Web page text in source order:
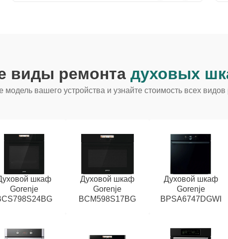
виды ремонта духовых
модель вашего устройства и узнайте стоимость всех видов
шкаф
Gorenje
Духовой шкаф
Gorenje
BCM598S17BG
Духовой шкаф
Gorenje
BPSA6747DGWI